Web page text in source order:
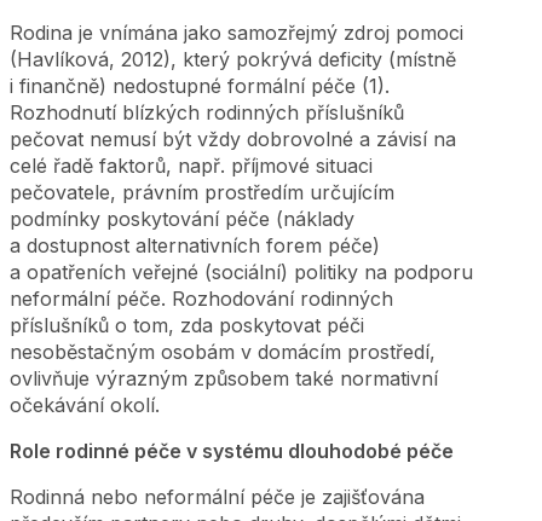
Rodina je vnímána jako samozřejmý zdroj pomoci
(Havlíková, 2012), který pokrývá deficity (místně
i finančně) nedostupné formální péče (1).
Rozhodnutí blízkých rodinných příslušníků
pečovat nemusí být vždy dobrovolné a závisí na
celé řadě faktorů, např. příjmové situaci
pečovatele, právním prostředím určujícím
podmínky poskytování péče (náklady
a dostupnost alternativních forem péče)
a opatřeních veřejné (sociální) politiky na podporu
neformální péče. Rozhodování rodinných
příslušníků o tom, zda poskytovat péči
nesoběstačným osobám v domácím prostředí,
ovlivňuje výrazným způsobem také normativní
očekávání okolí.
Role rodinné péče v systému dlouhodobé péče
Rodinná nebo neformální péče je zajišťována